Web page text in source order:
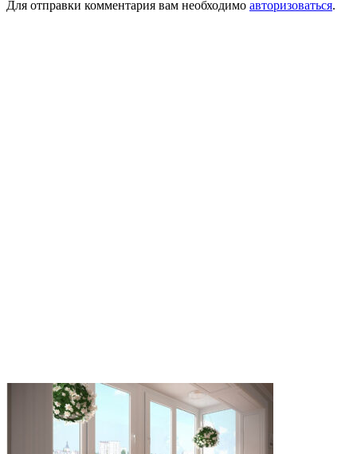
Для отправки комментария вам необходимо авторизоваться.